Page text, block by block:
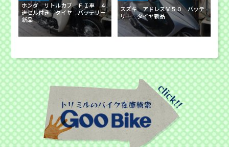
ホンダ リトルカブ ＦＩ車 ４
速セル付き タイヤ バッテリー
新品
スズキ アドレスＶ５０ バッテ
リー タイヤ新品